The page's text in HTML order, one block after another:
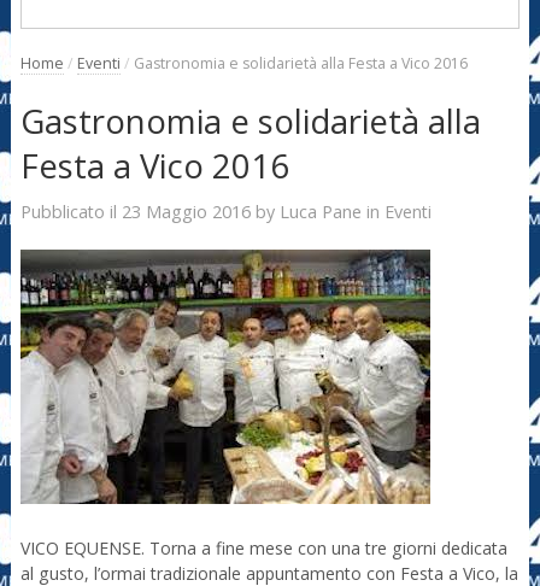
Home / Eventi / Gastronomia e solidarietà alla Festa a Vico 2016
Gastronomia e solidarietà alla
Festa a Vico 2016
Pubblicato il 23 Maggio 2016by Luca Pane in Eventi
VICO EQUENSE. Torna a fine mese con una tre giorni dedicata
al gusto, l’ormai tradizionale appuntamento con Festa a Vico, la